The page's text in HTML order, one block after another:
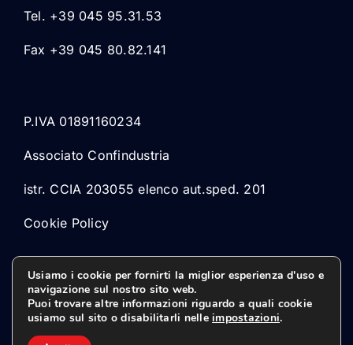
Tel. +39 045 95.31.53
Fax +39 045 80.82.141
P.IVA 01891160234
Associato Confindustria
istr. CCIA 203055 elenco aut.sped. 201
Cookie Policy
Usiamo i cookie per fornirti la miglior esperienza d'uso e
navigazione sul nostro sito web.
Puoi trovare altre informazioni riguardo a quali cookie
usiamo sul sito o disabilitarli nelleimpostazioni.